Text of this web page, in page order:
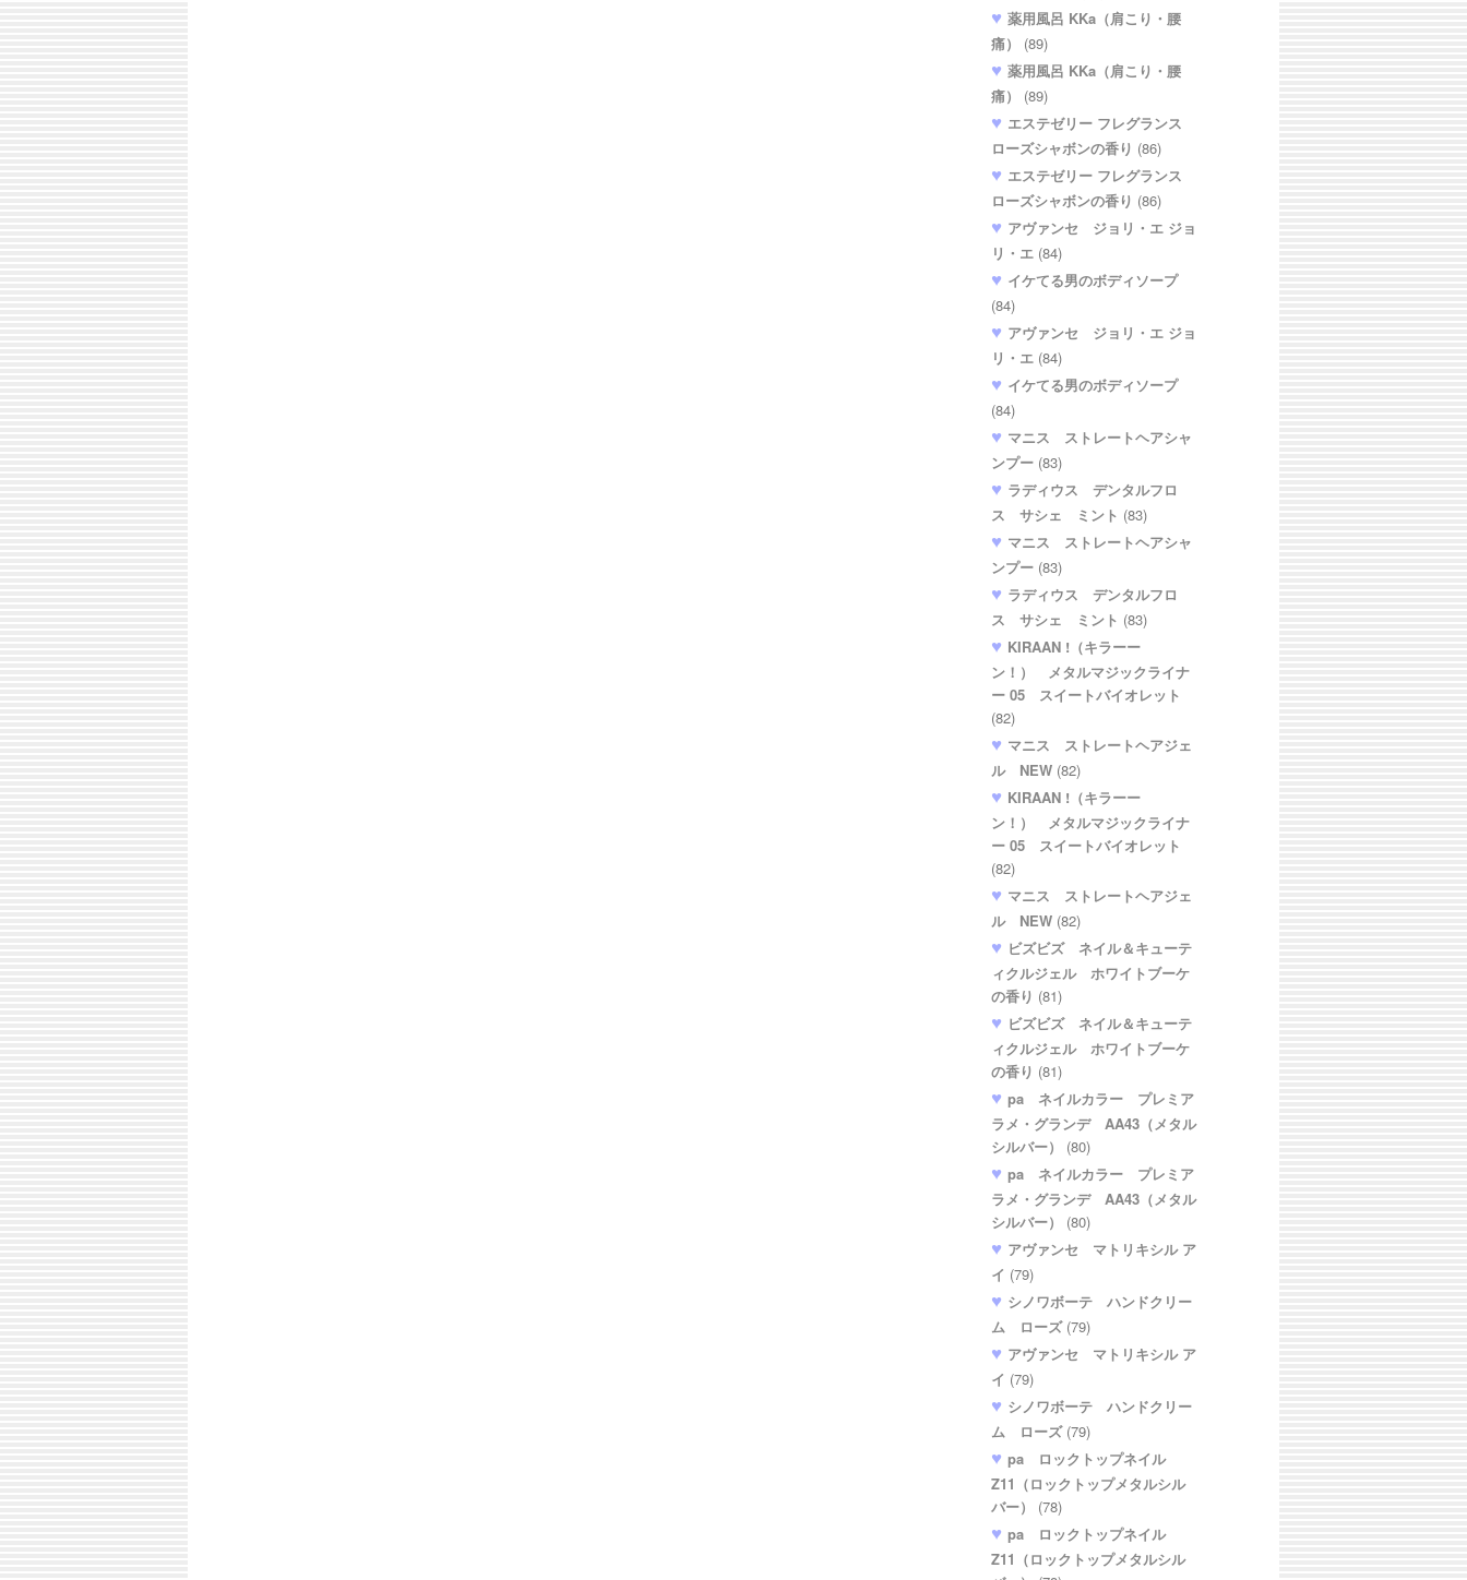
薬用風呂 KKa（肩こり・腰
痛）
(89)
薬用風呂 KKa（肩こり・腰
痛）
(89)
エステゼリー フレグランス
ローズシャボンの香り (86)
エステゼリー フレグランス
ローズシャボンの香り (86)
アヴァンセ ジョリ・エ ジョ
リ・エ (84)
イケてる男のボディソープ
(84)
アヴァンセ ジョリ・エ ジョ
リ・エ (84)
イケてる男のボディソープ
(84)
マニス ストレートヘアシャ
ンプー (83)
ラディウス デンタルフロ
ス サシェ ミント (83)
マニス ストレートヘアシャ
ンプー (83)
ラディウス デンタルフロ
ス サシェ ミント (83)
KIRAAN !（キラーー
ン！） メタルマジックライナ
ー 05 スイートバイオレット
(82)
マニス ストレートヘアジェ
ル NEW (82)
KIRAAN !（キラーー
ン！） メタルマジックライナ
ー 05 スイートバイオレット
(82)
マニス ストレートヘアジェ
ル NEW (82)
ビズビズ ネイル＆キューテ
ィクルジェル ホワイトブーケ
の香り (81)
ビズビズ ネイル＆キューテ
ィクルジェル ホワイトブーケ
の香り (81)
pa ネイルカラー プレミア
ラメ・グランデ AA43（メタル
シルバー）
(80)
pa ネイルカラー プレミア
ラメ・グランデ AA43（メタル
シルバー）
(80)
アヴァンセ マトリキシル ア
イ (79)
シノワボーテ ハンドクリー
ム ローズ(79)
アヴァンセ マトリキシル ア
イ (79)
シノワボーテ ハンドクリー
ム ローズ(79)
pa ロックトップネイル
Z11（ロックトップメタルシル
バー）
(78)
pa ロックトップネイル
Z11（ロックトップメタルシル